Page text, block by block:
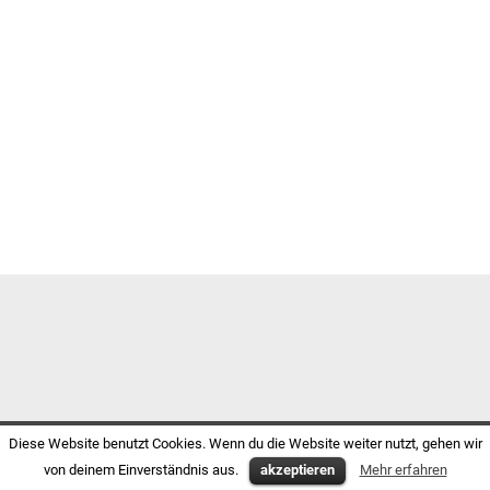
Diese Website benutzt Cookies. Wenn du die Website weiter nutzt, gehen wir
von deinem Einverständnis aus.
akzeptieren Mehr erfahren